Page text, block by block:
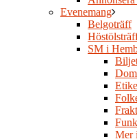
Evenemang
Belgoträff
SM i
Mer